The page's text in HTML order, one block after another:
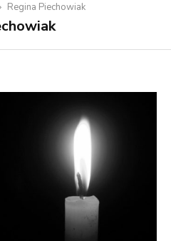
Regina Piechowiak